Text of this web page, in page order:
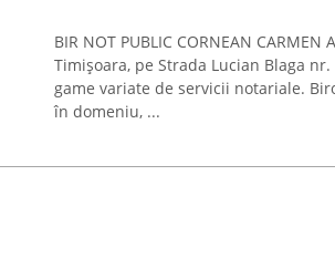
BIR NOT PUBLIC CORNEAN
Timișoara, pe Strada Lucian Blaga
game variate de servicii notariale.
în domeniu, ...